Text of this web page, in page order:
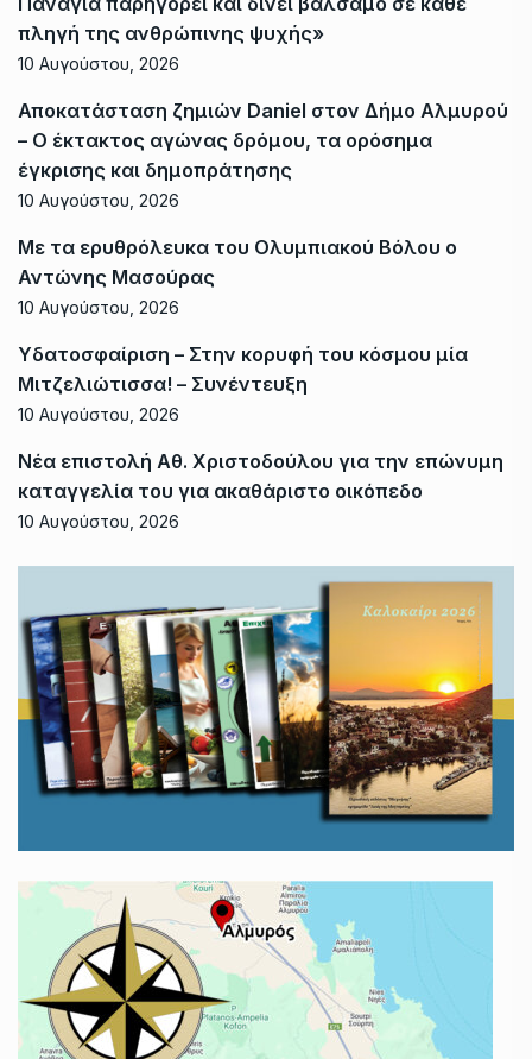
πληγή της ανθρώπινης ψυχής»
10 Αυγούστου, 2026
Αποκατάσταση ζημιών Daniel στον Δήμο Αλμυρού
– Ο έκτακτος αγώνας δρόμου, τα ορόσημα
έγκρισης και δημοπράτησης
10 Αυγούστου, 2026
Με τα ερυθρόλευκα του Ολυμπιακού Βόλου ο
Αντώνης Μασούρας
10 Αυγούστου, 2026
Υδατοσφαίριση – Στην κορυφή του κόσμου μία
Μιτζελιώτισσα! – Συνέντευξη
10 Αυγούστου, 2026
Νέα επιστολή Αθ. Χριστοδούλου για την επώνυμη
καταγγελία του για ακαθάριστο οικόπεδο
10 Αυγούστου, 2026